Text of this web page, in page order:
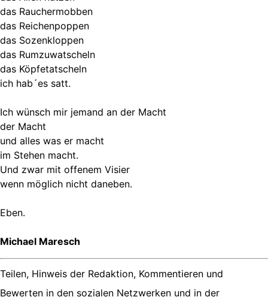
das Rauchermobben
das Reichenpoppen
das Sozenkloppen
das Rumzuwatscheln
das Köpfetatscheln
ich hab´es satt.
Ich wünsch mir jemand an der Macht
der Macht
und alles was er macht
im Stehen macht.
Und zwar mit offenem Visier
wenn möglich nicht daneben.
Eben.
Michael Maresch
Teilen, Hinweis der Redaktion, Kommentieren und
Bewerten in den sozialen Netzwerken und in der